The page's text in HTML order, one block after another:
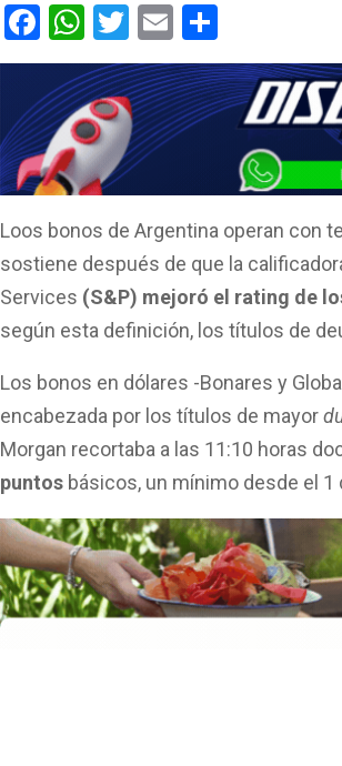
F
a
ce
b
o
o
k
W
h
at
s
A
p
p
T
wi
tt
er
E
m
ail
o
m
ar
tir
Loos bonos de Argentina operan con
sostiene después de que la
Services (S&P) mejoró el rating de
según esta definición, los títulos de
Los bonos en dólares -Bonares y
encabezada por los títulos de mayor
Morgan recortaba a las 11:10 horas
puntos básicos, un mínimo desde el